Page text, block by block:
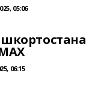
05:06
06:15